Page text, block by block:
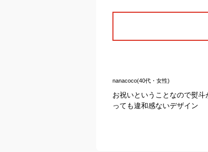
nanacoco(40代・女性)
お祝いということなので熨
っても違和感ないデザイン